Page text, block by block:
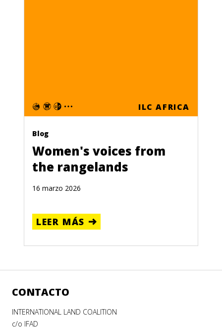
ILC AFRICA
Blog
Women's voices from
the rangelands
16 marzo 2026
LEER MÁS
CONTACTO
INTERNATIONAL LAND COALITION
c/o IFAD